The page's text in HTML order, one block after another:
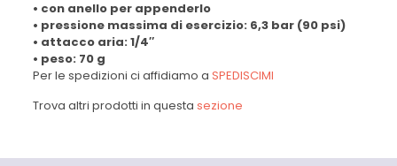
• con anello per appenderlo
• pressione massima di esercizio: 6,3 bar (90 psi)
• attacco aria: 1/4″
• peso: 70 g
Per le spedizioni ci affidiamo a SPEDISCIMI
Trova altri prodotti in questa sezione